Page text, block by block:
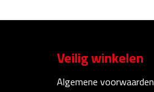
Veilig winkelen
Algemene voorwaarden